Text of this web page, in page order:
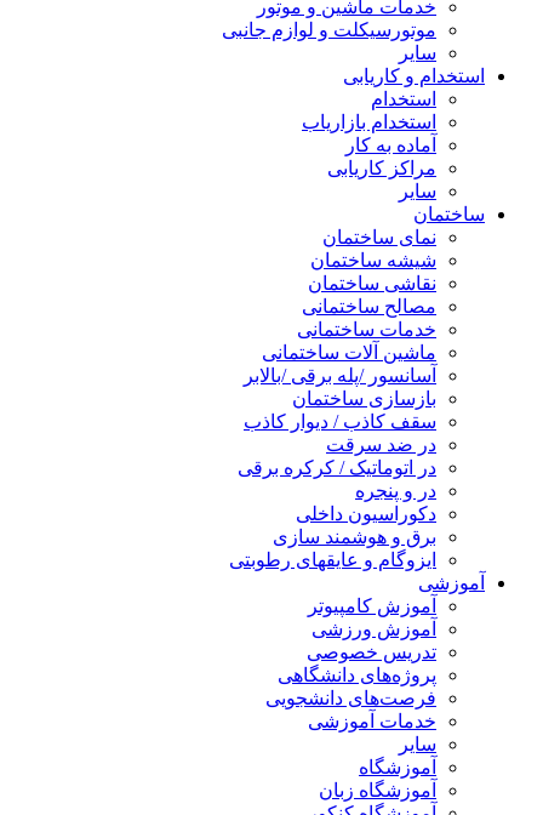
خدمات ماشین و موتور
موتورسیکلت و لوازم جانبی
سایر
استخدام و کاریابی
استخدام
استخدام بازاریاب
آماده به کار
مراکز کاریابی
سایر
ساختمان
نمای ساختمان
شیشه ساختمان
نقاشی ساختمان
مصالح ساختمانی
خدمات ساختمانی
ماشین آلات ساختمانی
آسانسور /پله برقی /بالابر
بازسازی ساختمان
سقف کاذب / دیوار کاذب
در ضد سرقت
در اتوماتیک / کرکره برقی
در و پنجره
دکوراسیون داخلی
برق و هوشمند سازی
ایزوگام و عایقهای رطوبتی
آموزشی
آموزش کامپیوتر
آموزش ورزشی
تدریس خصوصی
پروژه‌های دانشگاهی
فرصت‌های دانشجویی
خدمات آموزشی
سایر
آموزشگاه
آموزشگاه زبان